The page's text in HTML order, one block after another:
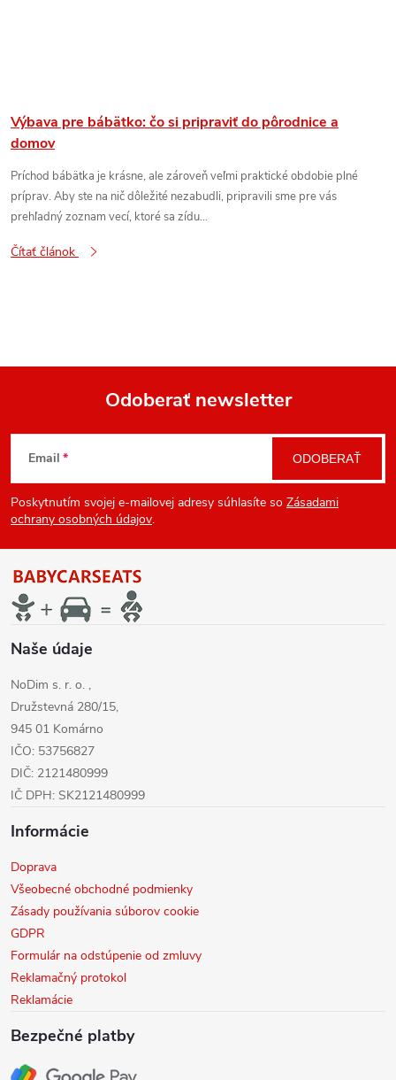
Výbava pre bábätko: čo si pripraviť do pôrodnice a
domov
Príchod bábätka je krásne, ale zároveň veľmi praktické obdobie plné
príprav. Aby ste na nič dôležité nezabudli, pripravili sme pre vás
prehľadný zoznam vecí, ktoré sa zídu...
Čítať článok
Z
á
p
ä
e
Odoberať newsletter
Email
Poskytnutím svojej e-mailovej adresy súhlasíte so Zásadami
ochrany osobných údajov.
ODOBERAŤ
Naše údaje
NoDim s. r. o. ,
Družstevná 280/15,
945 01 Komárno
IČO: 53756827
DIČ: 2121480999
IČ DPH: SK2121480999
Informácie
Doprava
Všeobecné obchodné podmienky
Zásady používania súborov cookie
GDPR
Formulár na odstúpenie od zmluvy
Reklamačný protokol
Reklamácie
Bezpečné platby